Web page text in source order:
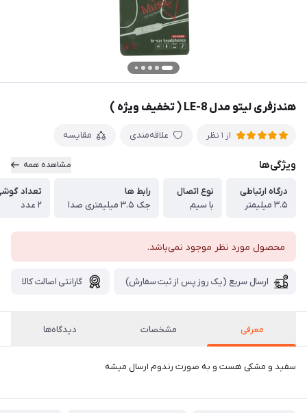
هندزفری لیتو مدل LE-8 ( تخفیف ویژه )
از 1 نظر علاقه‌مندی مقایسه
ویژگی‌ها مشاهده همه
درگاه ارتباطی
۳.۵ میلیمتر
نوع اتصال
با سیم
رابط ها
جک ۳.۵ میلیمتری صدا
تعداد
۲ عدد
محصول مورد نظر موجود نمی‌باشد.
ارسال سریع (یک روز پس از ثبت سفارش) گارانتی اصالت کالا
معرفی مشخصات دیدگاه‌ها
سفید و مشکی هست و به صورت رندوم ارسال میشه